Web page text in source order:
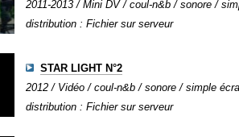
2011-2013 / Mini DV / coul-n&b / sonore /
distribution : Fichier sur serveur
STAR LIGHT N°2
2012 / Vidéo / coul-n&b / sonore / simple
distribution : Fichier sur serveur